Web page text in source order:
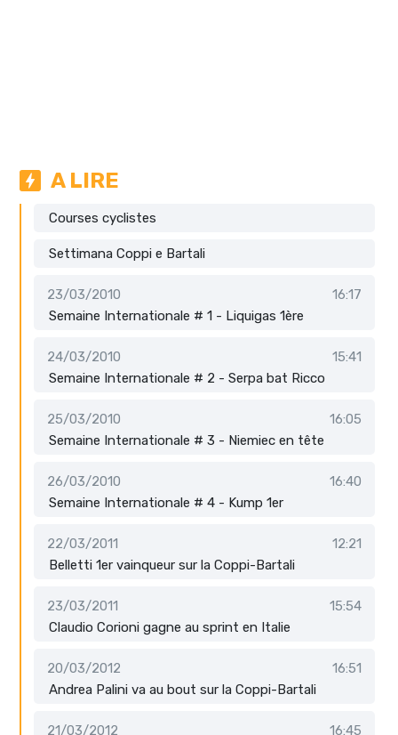
A LIRE
Courses cyclistes
Settimana Coppi e Bartali
23/03/2010
16:17
Semaine Internationale # 1 - Liquigas 1ère
24/03/2010
15:41
Semaine Internationale # 2 - Serpa bat Ricco
25/03/2010
16:05
Semaine Internationale # 3 - Niemiec en tête
26/03/2010
16:40
Semaine Internationale # 4 - Kump 1er
22/03/2011
12:21
Belletti 1er vainqueur sur la Coppi-Bartali
23/03/2011
15:54
Claudio Corioni gagne au sprint en Italie
20/03/2012
16:51
Andrea Palini va au bout sur la Coppi-Bartali
21/03/2012 16:45